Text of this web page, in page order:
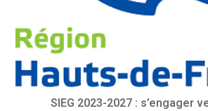
SIEG 2023-2027 : s’engager